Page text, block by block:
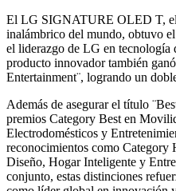
El LG SIGNATURE OLED T, el
inalámbrico del mundo, obtuvo
el liderazgo de LG en tecnología
producto innovador también
Entertainment¨, logrando un
Además de asegurar el título
premios Category Best en
Electrodomésticos y
reconocimientos como Category
Diseño, Hogar Inteligente y
conjunto, estas distinciones